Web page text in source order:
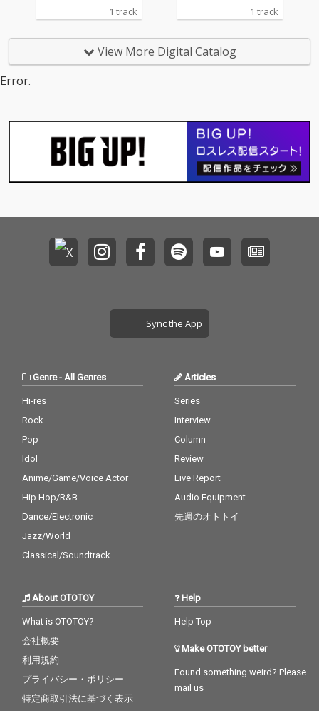
1 track 1 track
View More Digital Catalog
Error.
Sync the App
Genre- All Genres
Hi-res
Rock
Pop
Idol
Anime/Game/Voice Actor
Hip Hop/R&B
Dance/Electronic
Jazz/World
Classical/Soundtrack
Articles
Series
Interview
Column
Review
Live Report
Audio Equipment
先週のオトトイ
About OTOTOY
What is OTOTOY?
会社概要
利用規約
プライバシー・ポリシー
特定商取引法に基づく表示
Help
Help Top
Make OTOTOY better
Found something weird? Please
mail us